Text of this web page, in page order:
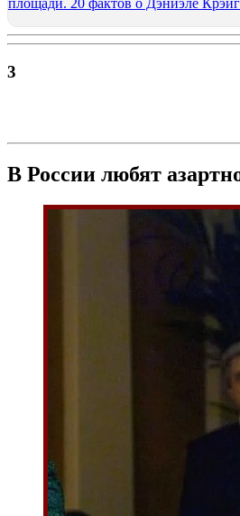
площади. 20 фактов о Дэниэле
3
В России любят